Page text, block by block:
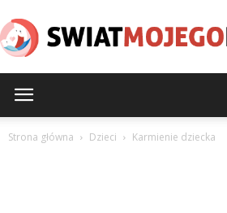
Strona główna Dzieci Karmienie dziecka